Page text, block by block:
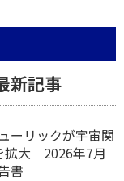
新記事
ーリックが宇宙関
拡大 2026年7月
書